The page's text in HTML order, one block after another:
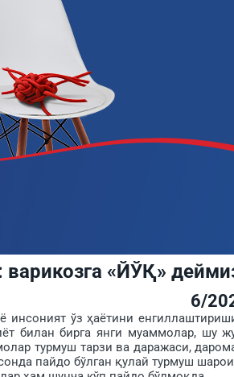
«ЙЎҚ»
6/
ўз ҳаётини
билан бирга янги муаммолар,
турмуш тарзи ва даражаси,
пайдо бўлган қулай турмуш